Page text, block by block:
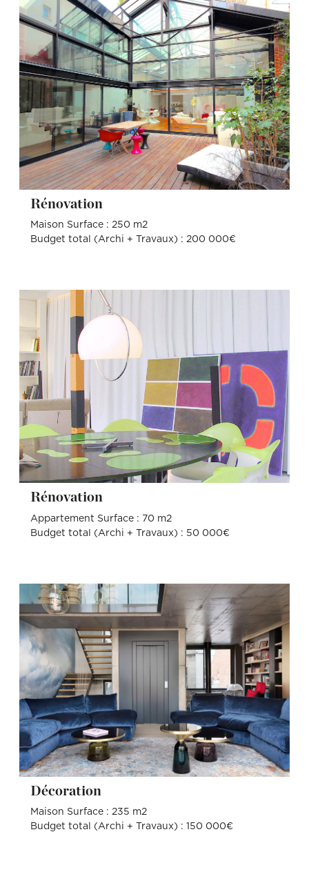
Rénovation
Maison Surface : 250 m2
Budget total (Archi + Travaux) : 200 000€
Rénovation
Appartement Surface : 70 m2
Budget total (Archi + Travaux) : 50 000€
Décoration
Maison Surface : 235 m2
Budget total (Archi + Travaux) : 150 000€